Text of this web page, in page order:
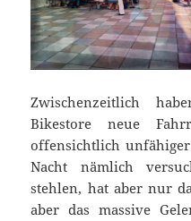
Zwischenzeitlich
Bikestore neue
offensichtlich
Nacht nämlich
stehlen, hat aber nur
aber das massive